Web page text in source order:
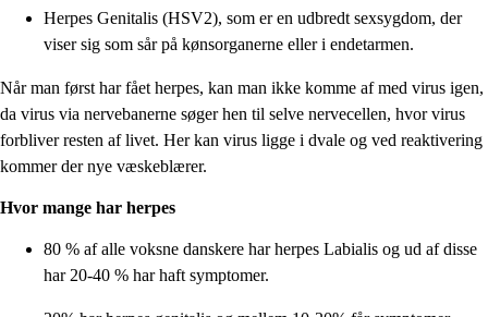
Herpes Genitalis (HSV2), som er en udbredt sexsygdom, der
viser sig som sår på kønsorganerne eller i endetarmen.
Når man først har fået herpes, kan man ikke komme af med virus igen,
da virus via nervebanerne søger hen til selve nervecellen, hvor virus
forbliver resten af livet. Her kan virus ligge i dvale og ved reaktivering
kommer der nye væskeblærer.
Hvor mange har herpes
80 % af alle voksne danskere har herpes Labialis og ud af disse
har 20-40 % har haft symptomer.